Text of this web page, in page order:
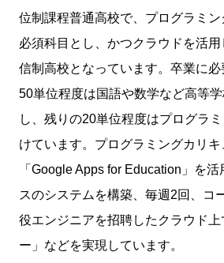
位制課程普通高校で、プログラミ
必須科目とし、かつクラウドを活
信制高校となっています。卒業に
50単位程度は国語や数学など高等
し、残りの20単位程度はプログラ
けています。プログラミングカリキ
「Google Apps for Education」を
スのシステムを構築、毎週2回、コ
役エンジニアを招聘したクラウド
ー」などを実現しています。